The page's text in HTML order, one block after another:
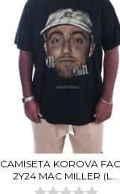
CAMISETA KOROVA
2Y24 MAC MILLER (L...